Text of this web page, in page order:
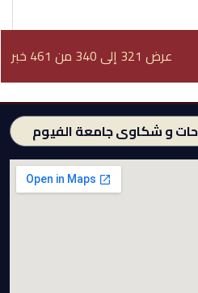
عرض 321 إلى 340 من 461 خبر
و شكاوى جامعة الفيوم